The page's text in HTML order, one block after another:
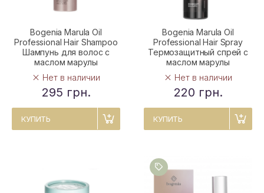
Bogenia Marula Oil
Professional Hair Shampoo
Шампунь для волос с
маслом марулы
Нет в наличии
295 грн.
КУПИТЬ
Bogenia Marula Oil
Professional Hair Spray
Термозащитный спрей с
маслом марулы
Нет в наличии
220 грн.
КУПИТЬ